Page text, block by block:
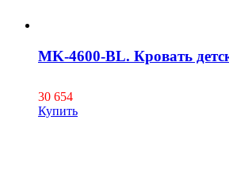
MK-4600-BL. Кровать
30 654
Купить